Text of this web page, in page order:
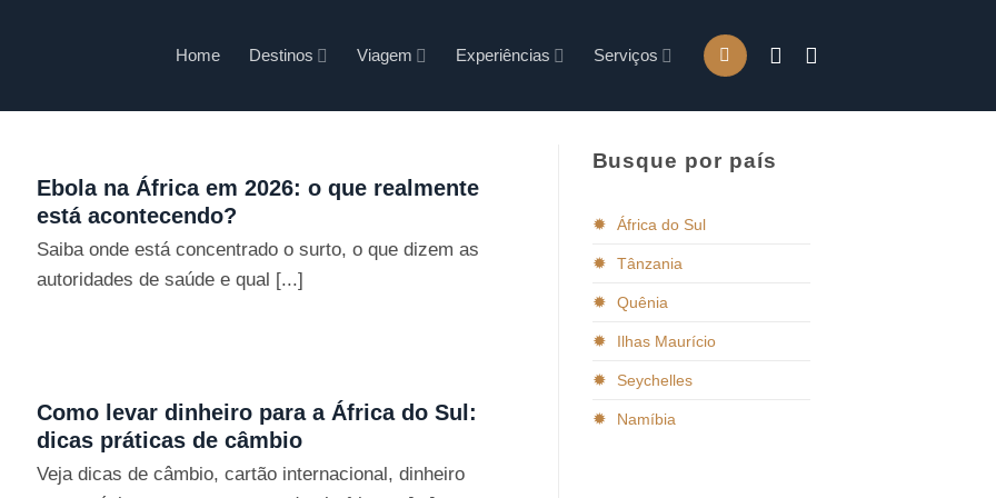
Home Destinos Viagem Experiências Serviços
Ebola na África em 2026: o que realmente
está acontecendo?
Saiba onde está concentrado o surto, o que dizem as
autoridades de saúde e qual [...]
Como levar dinheiro para a África do Sul:
dicas práticas de câmbio
Veja dicas de câmbio, cartão internacional, dinheiro
Busque por país
✹ África do Sul
✹ Tânzania
✹ Quênia
✹ Ilhas Maurício
✹ Seychelles
✹ Namíbia